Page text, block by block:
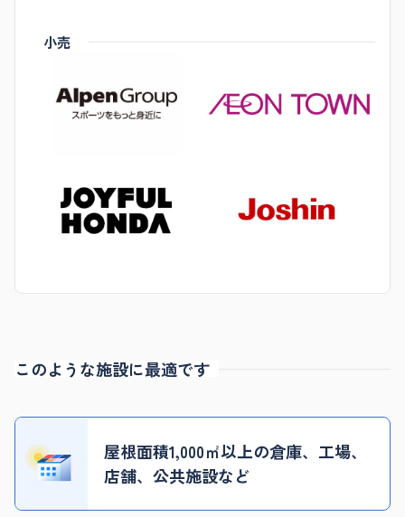
小売
このような施設に最適です
屋根面積1,000㎡以上の倉庫、 工場、
店舗、公共施設など